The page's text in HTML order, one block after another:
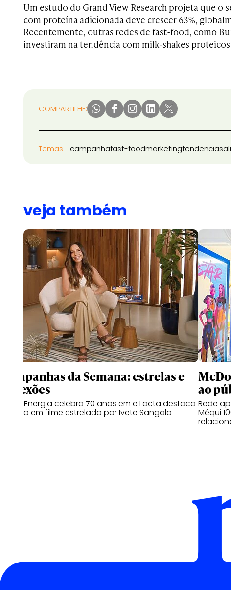
Um estudo do Grand View Research projeta que o
com proteína adicionada deve crescer 63%,
Recentemente, outras redes de fast-food, como
investiram na tendência com milk-shakes
COMPARTILHE:
Temas campanhafast-foodmarketingtendencias
veja também
Campanhas da Semana: estrelas e
conexões
Copa Energia celebra 70 anos em e Lacta destaca
o afeto em filme estrelado por Ivete Sangalo
ao
Rede
Méqui